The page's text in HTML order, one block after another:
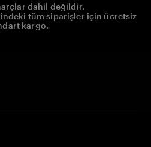
dahil değildir.
tüm siparişler için ücretsiz
kargo.